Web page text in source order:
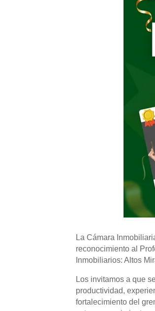
La Cámara
reconocimiento al
Inmobiliarios: Altos
Los invitamos a que
productividad,
fortalecimiento del